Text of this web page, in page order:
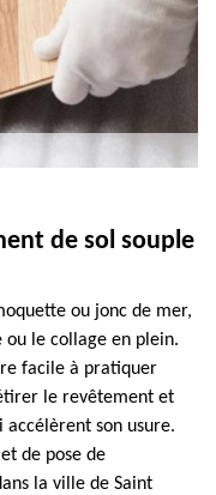
de sol souple
ou jonc de mer,
ou le collage en plein.
facile à pratiquer
le revêtement et
son usure.
de pose de
la ville de Saint